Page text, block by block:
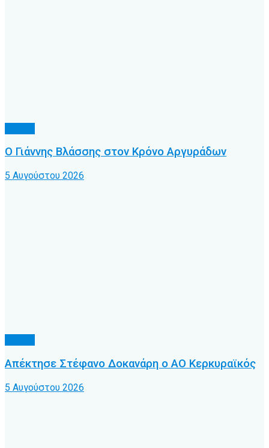
Ο Γιάννης Βλάσσης στον Κρόνο Αργυράδων
5 Αυγούστου 2026
Απέκτησε Στέφανο Δοκανάρη ο ΑΟ Κερκυραϊκός
5 Αυγούστου 2026